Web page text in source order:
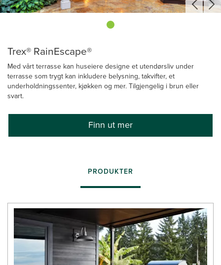
Trex® RainEscape®
Med vårt terrasse kan huseiere designe et utendørsliv under
terrasse som trygt kan inkludere belysning, takvifter, et
underholdningssenter, kjøkken og mer. Tilgjengelig i brun eller
svart.
Finn ut mer
PRODUKTER